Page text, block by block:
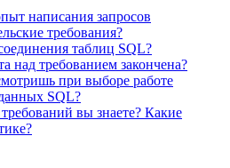
написания запросов
требования?
таблиц SQL?
над требованием закончена?
при выборе работе
SQL?
вы знаете? Какие